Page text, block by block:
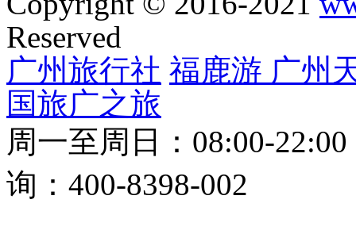
Reserved
广州旅行社 福鹿游 广州
国旅广之旅
周一至周日：08:00-
询：400-8398-002